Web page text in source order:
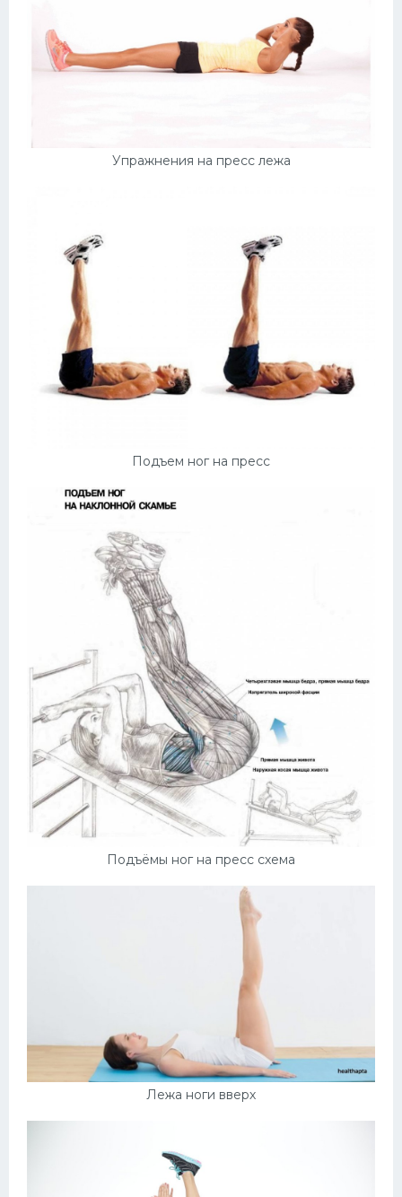
Упражнения на пресс лежа
Подъем ног на пресс
Подъёмы ног на пресс схема
Лежа ноги вверх